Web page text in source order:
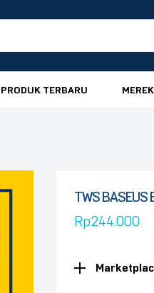
PRODUK TERBARU MEREK
TWS BASEUS
Rp244.000